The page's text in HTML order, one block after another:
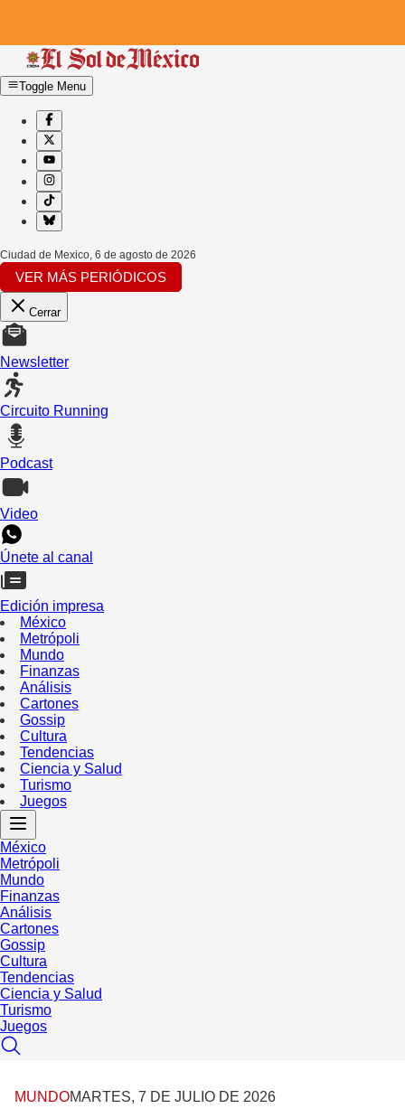
Toggle Menu
Ciudad de Mexico, 6 de agosto de 2026
VER MÁS PERIÓDICOS
Cerrar
Newsletter
Circuito Running
Podcast
Video
Únete al canal
Edición impresa
México
Metrópoli
Mundo
Finanzas
Análisis
Cartones
Gossip
Cultura
Tendencias
Ciencia y Salud
Turismo
Juegos
México
Metrópoli
Mundo
Finanzas
Análisis
Cartones
Gossip
Cultura
Tendencias
Ciencia y Salud
Turismo
Juegos
MUNDOMARTES, 7 DE JULIO DE 2026